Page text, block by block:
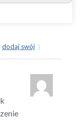
dodaj swój }